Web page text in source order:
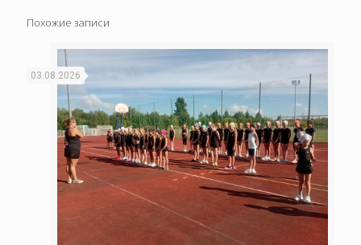
Похожие записи
03.08.2026